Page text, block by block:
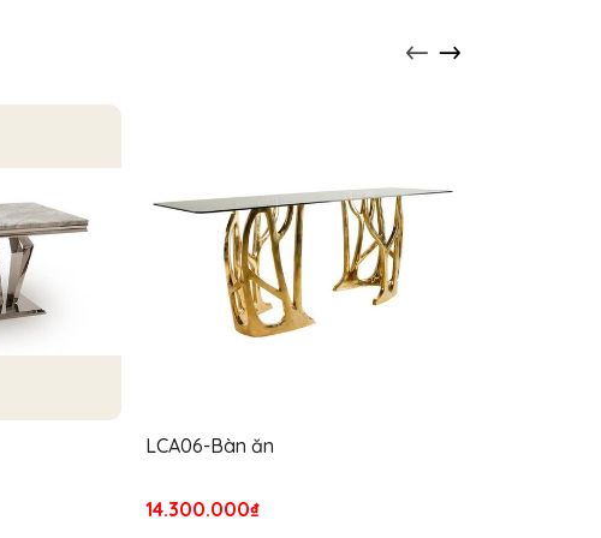
LCA06-Bàn ăn
14.300.000₫